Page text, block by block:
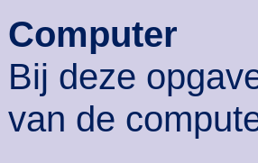
Computer
Bij deze
van de